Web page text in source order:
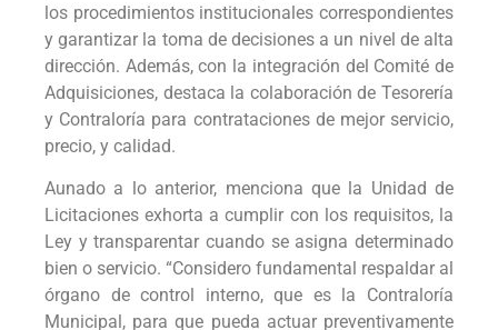
los procedimientos institucionales correspondientes
y garantizar la toma de decisiones a un nivel de alta
dirección. Además, con la integración del Comité de
Adquisiciones, destaca la colaboración de Tesorería
y Contraloría para contrataciones de mejor servicio,
precio, y calidad.
Aunado a lo anterior, menciona que la Unidad de
Licitaciones exhorta a cumplir con los requisitos, la
Ley y transparentar cuando se asigna determinado
bien o servicio. “Considero fundamental respaldar al
órgano de control interno, que es la Contraloría
Municipal, para que pueda actuar preventivamente